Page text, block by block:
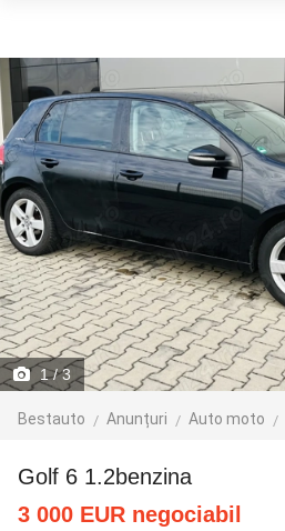
1/ 3
Bestauto Anunțuri Auto moto
Golf 6 1.2benzina
3 000 EUR negociabil